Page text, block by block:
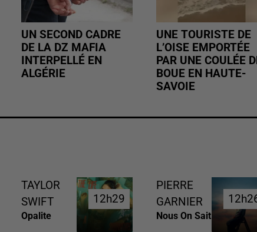
UN SECOND CADRE
DE LA DZ MAFIA
INTERPELLÉ EN
ALGÉRIE
UNE TOURISTE DE
L’OISE EMPORTÉE
PAR UNE COULÉE
BOUE EN HAUTE-
SAVOIE
TAYLOR
SWIFT
Opalite
12h29
12h29
PIERRE
GARNIER
Nous On Sait